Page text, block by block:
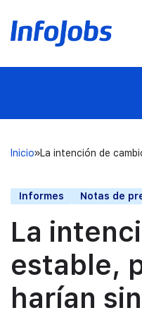
Inicio La intención de
Informes Notas de
La
estable,
harían